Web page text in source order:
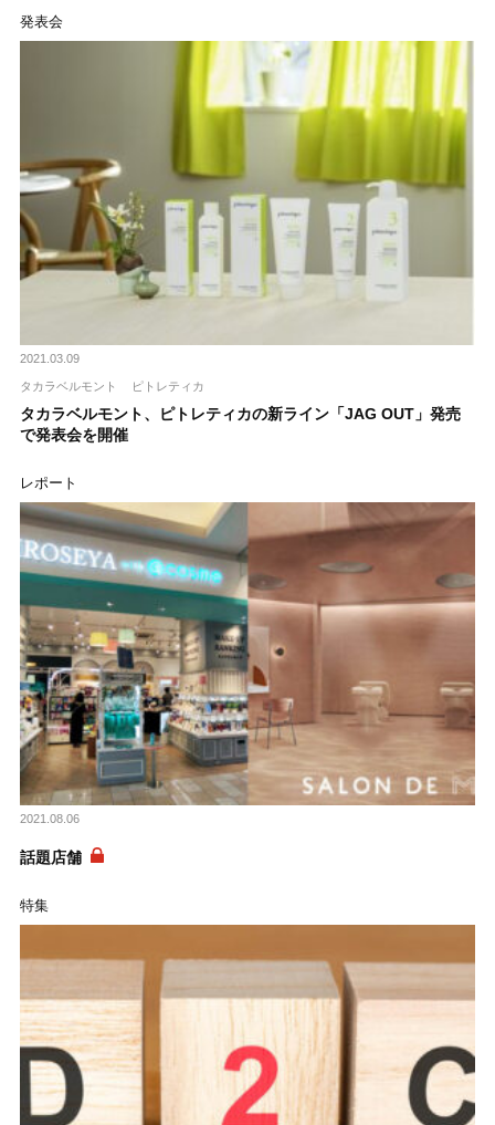
発表会
2021.03.09
タカラベルモント ピトレティカ
タカラベルモント、ピトレティカの新ライン「JAG OUT」発売
で発表会を開催
レポート
2021.08.06
話題店舗
特集